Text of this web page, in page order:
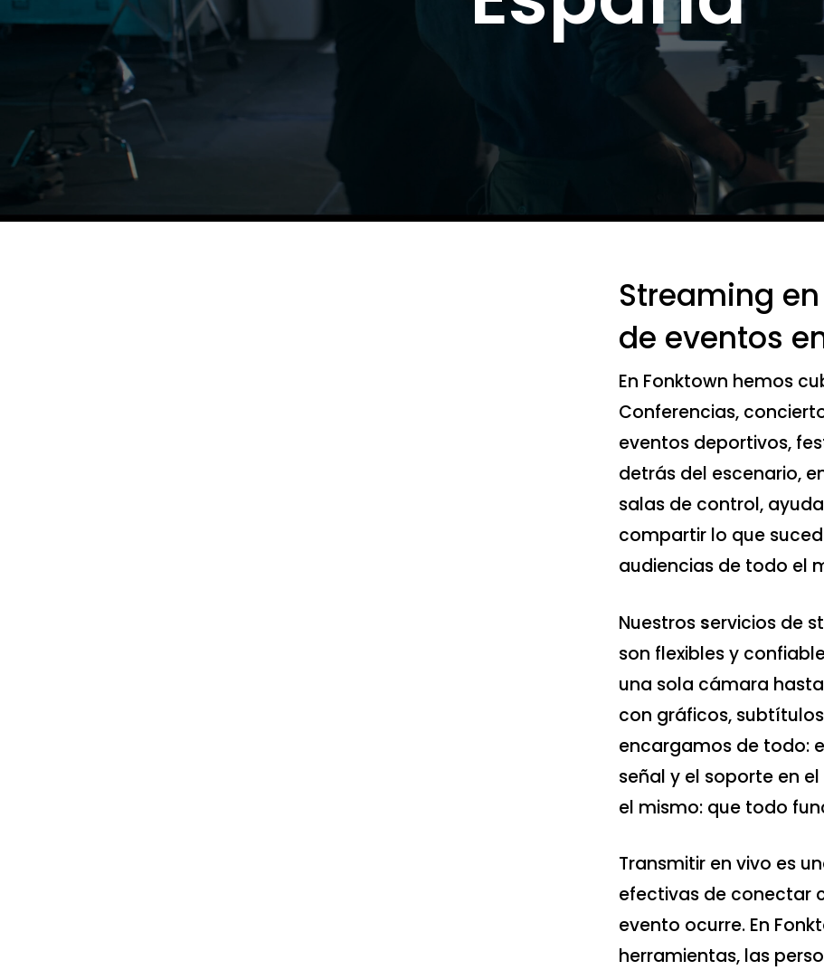
Streaming
de eventos
En Fonktown hemos
Conferencias,
eventos deportivos,
detrás del escenario,
salas de control,
compartir lo que
audiencias de todo el
Nuestros servicios de
son flexibles y
una sola cámara
con gráficos,
encargamos de todo:
señal y el soporte en
el mismo: que todo
Transmitir en vivo es
efectivas de conectar
evento ocurre. En
herramientas, las